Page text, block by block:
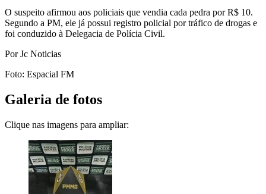
O suspeito afirmou aos policiais que vendia cada pedra por R$ 10.
Segundo a PM, ele já possui registro policial por tráfico de drogas e
foi conduzido à Delegacia de Polícia Civil.
Por Jc Noticias
Foto: Espacial FM
Galeria de fotos
Clique nas imagens para ampliar: